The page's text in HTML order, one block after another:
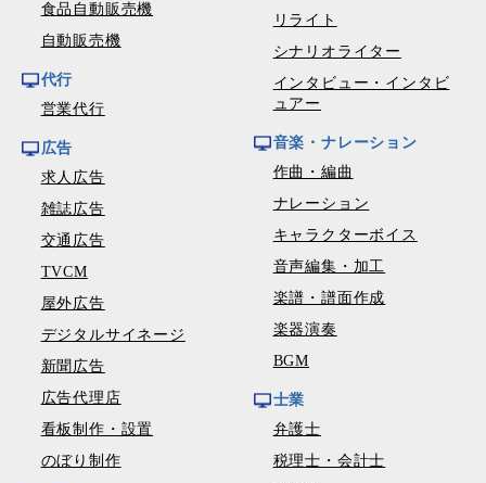
食品自動販売機
自動販売機
代行
営業代行
広告
求人広告
雑誌広告
交通広告
TVCM
屋外広告
デジタルサイネージ
新聞広告
広告代理店
看板制作・設置
のぼり制作
リライト
シナリオライター
インタビュー・インタビ
ュアー
音楽・ナレーション
作曲・編曲
ナレーション
キャラクターボイス
音声編集・加工
楽譜・譜面作成
楽器演奏
BGM
士業
弁護士
税理士・会計士